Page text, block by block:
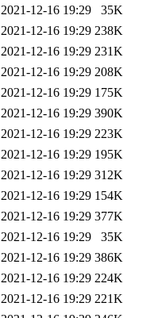
2021-12-16 19:29
35K
2021-12-16 19:29 238K
2021-12-16 19:29 231K
2021-12-16 19:29 208K
2021-12-16 19:29 175K
2021-12-16 19:29 390K
2021-12-16 19:29 223K
2021-12-16 19:29 195K
2021-12-16 19:29 312K
2021-12-16 19:29 154K
2021-12-16 19:29 377K
2021-12-16 19:29
35K
2021-12-16 19:29 386K
2021-12-16 19:29 224K
2021-12-16 19:29 221K